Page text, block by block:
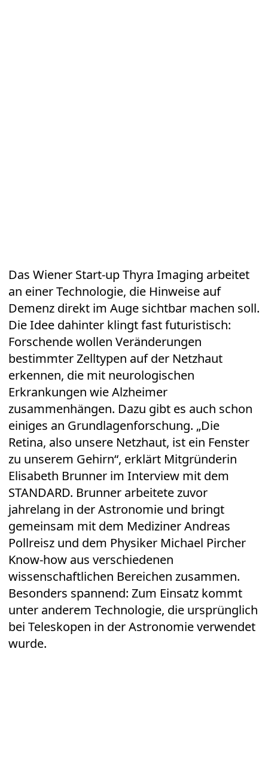
Das Wiener Start-up Thyra Imaging arbeitet
an einer Technologie, die Hinweise auf
Demenz direkt im Auge sichtbar machen soll.
Die Idee dahinter klingt fast futuristisch:
Forschende wollen Veränderungen
bestimmter Zelltypen auf der Netzhaut
erkennen, die mit neurologischen
Erkrankungen wie Alzheimer
zusammenhängen. Dazu gibt es auch schon
einiges an Grundlagenforschung. „Die
Retina, also unsere Netzhaut, ist ein Fenster
zu unserem Gehirn“, erklärt Mitgründerin
Elisabeth Brunner im Interview mit dem
STANDARD. Brunner arbeitete zuvor
jahrelang in der Astronomie und bringt
gemeinsam mit dem Mediziner Andreas
Pollreisz und dem Physiker Michael Pircher
Know-how aus verschiedenen
wissenschaftlichen Bereichen zusammen.
Besonders spannend: Zum Einsatz kommt
unter anderem Technologie, die ursprünglich
bei Teleskopen in der Astronomie verwendet
wurde.